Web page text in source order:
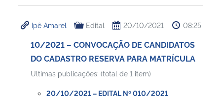
Ipê Amarel Edital 20/10/2021 08:25
10/2021 – CONVOCAÇÃO DE CANDIDATOS
DO CADASTRO RESERVA PARA MATRÍCULA
Ultimas publicações: (total de 1 item)
20/10/2021 – EDITAL Nº 010/2021